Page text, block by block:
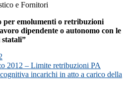
e Fornitori
emolumenti o retribuzioni
dipendente o autonomo con le
2012 – Limite retribuzioni PA
incarichi in atto a carico della